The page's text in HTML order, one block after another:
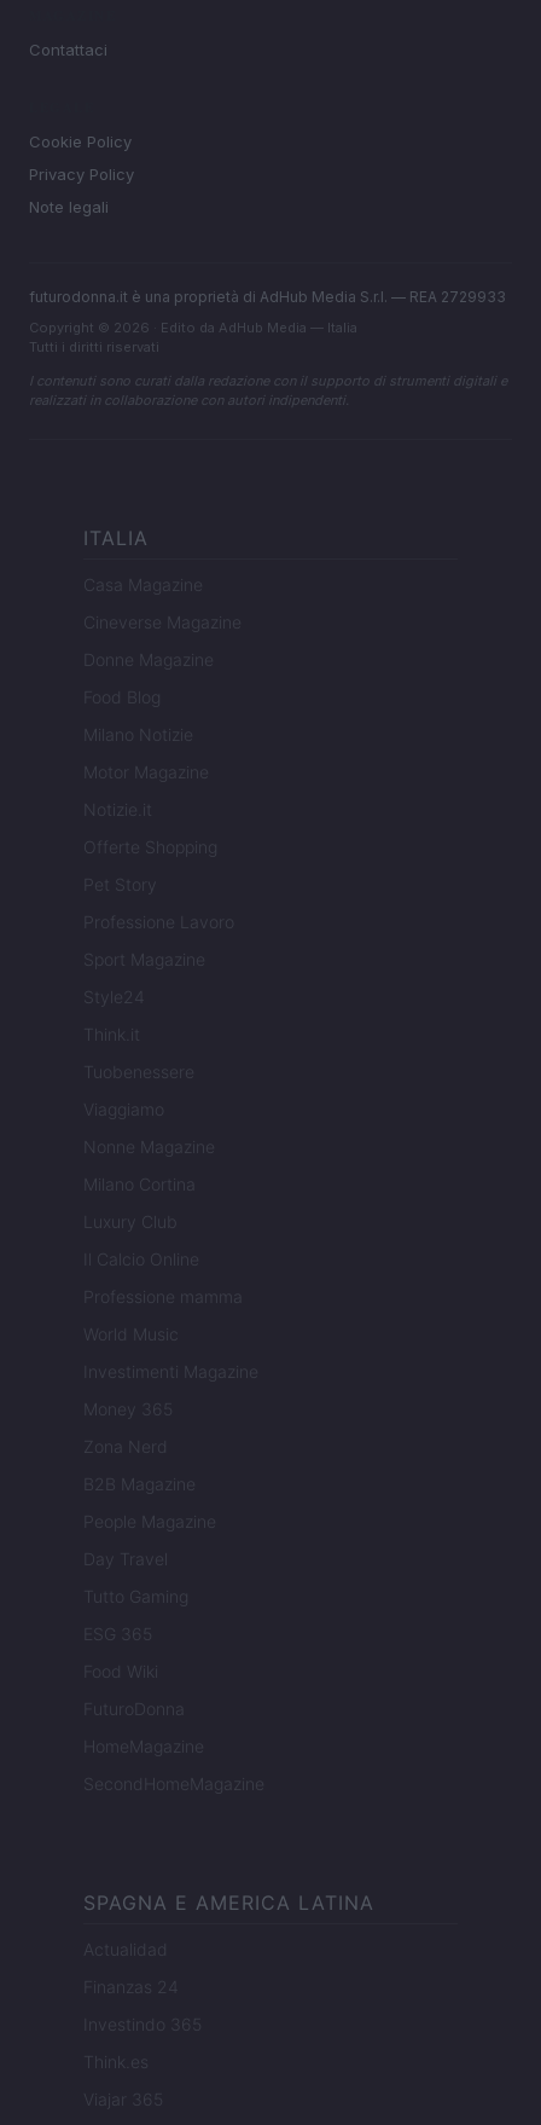
Contattaci
Cookie Policy
Privacy Policy
Note legali
futurodonna.it è una proprietà di AdHub Media S.r.l. — REA 2729933
Copyright © 2026 · Edito da AdHub Media — Italia
Tutti i diritti riservati
I contenuti sono curati dalla redazione con il supporto di strumenti digitali e
realizzati in collaborazione con autori indipendenti.
ITALIA
Casa Magazine
Cineverse Magazine
Donne Magazine
Food Blog
Milano Notizie
Motor Magazine
Notizie.it
Offerte Shopping
Pet Story
Professione Lavoro
Sport Magazine
Style24
Think.it
Tuobenessere
Viaggiamo
Nonne Magazine
Milano Cortina
Luxury Club
Il Calcio Online
Professione mamma
World Music
Investimenti Magazine
Money 365
Zona Nerd
B2B Magazine
People Magazine
Day Travel
Tutto Gaming
ESG 365
Food Wiki
FuturoDonna
HomeMagazine
SecondHomeMagazine
SPAGNA E AMERICA LATINA
Actualidad
Finanzas 24
Investindo 365
Think.es
Viajar 365